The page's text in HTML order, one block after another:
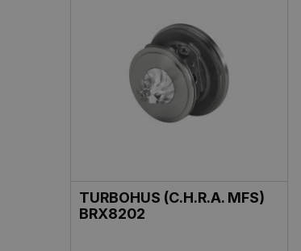
TURBOHUS (C.H.R.A. MFS)
BRX8202